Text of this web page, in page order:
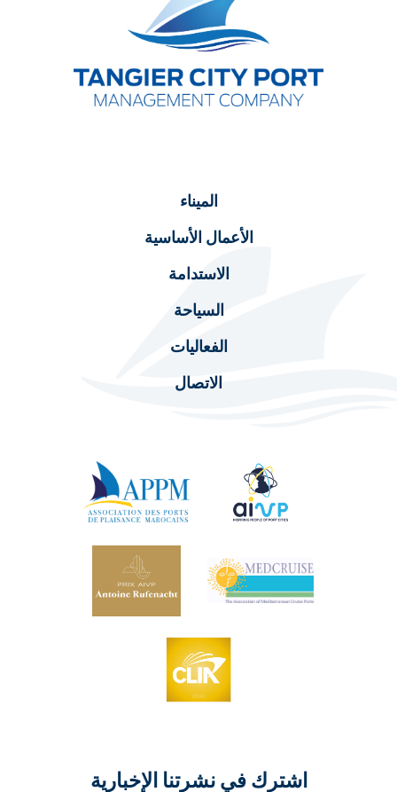
الميناء
الأعمال الأساسية
الاستدامة
السياحة
الفعاليات
الاتصال
اشترك في نشرتنا الإخبارية